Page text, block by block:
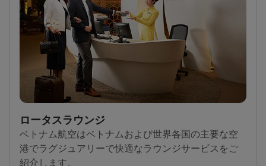
ロータスラウンジ
ベトナム航空はベトナムおよび世界各国の主要な空
港でラグジュアリーで快適なラウンジサービスをご
紹介します。